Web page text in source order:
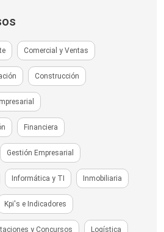
Comercial y Ventas
Construcción
Financiera
Gestión Empresarial
Informática y TI Inmobiliaria
Kpi's e Indicadores
y Concursos Logística